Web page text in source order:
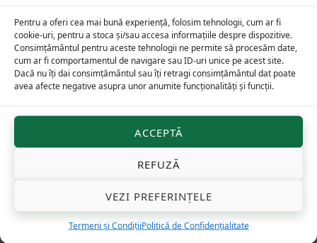
Pentru a oferi cea mai bună experiență, folosim tehnologii, cum ar fi
cookie-uri, pentru a stoca și/sau accesa informațiile despre dispozitive.
Consimțământul pentru aceste tehnologii ne permite să procesăm date,
cum ar fi comportamentul de navigare sau ID-uri unice pe acest site.
Dacă nu îți dai consimțământul sau îți retragi consimțământul dat poate
avea afecte negative asupra unor anumite funcționalități și funcții.
ACCEPTĂ
REFUZĂ
VEZI PREFERINȚELE
Termeni și CondițiiPolitică de Confidențialitate
Crucea vizibilului.
Tablou, televiziune,
icoană — o privire
Certitudini negative